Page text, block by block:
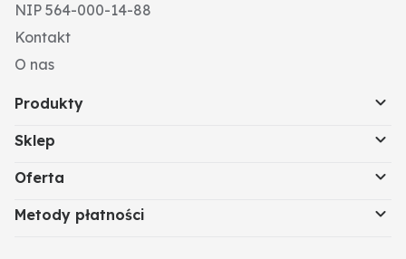
NIP 564-000-14-88
Kontakt
O nas
Produkty
Sklep
Oferta
Metody płatności